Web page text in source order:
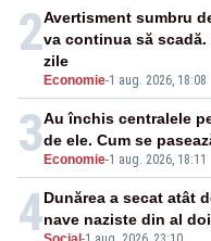
2
Economie-1 aug. 2026, 18:08
Avertisment sumbru
va continua să
zile
3 Economie-1 aug. 2026, 18:11
Au închis centralele
de ele. Cum se
4Dunărea a secat atât
nave naziste din al